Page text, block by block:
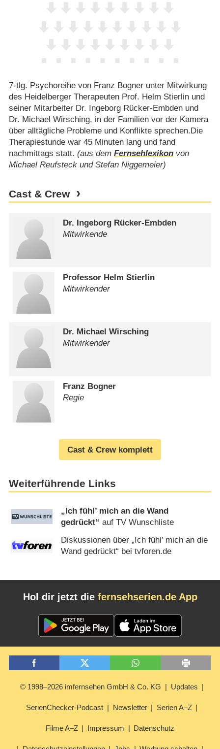
7-tlg. Psychoreihe von Franz Bogner unter Mitwirkung
des Heidelberger Therapeuten Prof. Helm Stierlin und
seiner Mitarbeiter Dr. Ingeborg Rücker-Embden und
Dr. Michael Wirsching, in der Familien vor der Kamera
über alltägliche Probleme und Konflikte sprechen.Die
Therapiestunde war 45 Minuten lang und fand
nachmittags statt. (aus dem Fernsehlexikonvon
Michael Reufsteck und Stefan Niggemeier)
Cast & Crew
Dr. Ingeborg Rücker-Embden
Mitwirkende
Professor Helm Stierlin
Mitwirkender
Dr. Michael Wirsching
Mitwirkender
Franz Bogner
Regie
Cast & Crew komplett
Weiterführende Links
„Ich fühl’ mich an die Wand
gedrückt“ auf TV Wunschliste
Diskussionen über „Ich fühl’ mich an die
Wand gedrückt“ bei tvforen.de
Hol dir jetzt die fernsehserien.de App
© 1998–2026 imfernsehen GmbH & Co. KG Updates
SerienChecker-Podcast Newsletter Serien A–Z
Filme A–Z Impressum Datenschutz